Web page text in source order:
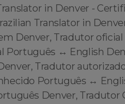
in Denver -
Translator in
Denver, Tradutor
Português ↔️ English
Tradutor
Português ↔️
Denver, Tradutor